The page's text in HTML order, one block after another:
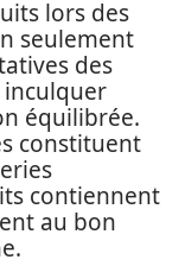
lors des
seulement
des
inculquer
équilibrée.
constituent
contiennent
au bon